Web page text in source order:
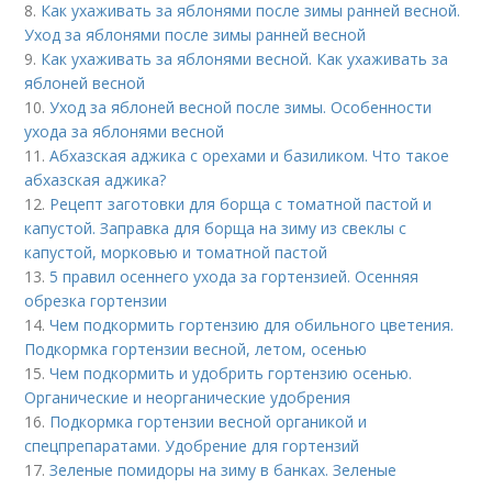
8. Как ухаживать за яблонями после зимы ранней весной.
Уход за яблонями после зимы ранней весной
9. Как ухаживать за яблонями весной. Как ухаживать за
яблоней весной
10.Уход за яблоней весной после зимы. Особенности
ухода за яблонями весной
11.Абхазская аджика с орехами и базиликом. Что такое
абхазская аджика?
12. Рецепт заготовки для борща с томатной пастой и
капустой. Заправка для борща на зиму из свеклы с
капустой, морковью и томатной пастой
13. 5 правил осеннего ухода за гортензией. Осенняя
обрезка гортензии
14.Чем подкормить гортензию для обильного цветения.
Подкормка гортензии весной, летом, осенью
15.Чем подкормить и удобрить гортензию осенью.
Органические и неорганические удобрения
16. Подкормка гортензии весной органикой и
спецпрепаратами. Удобрение для гортензий
17.Зеленые помидоры на зиму в банках. Зеленые